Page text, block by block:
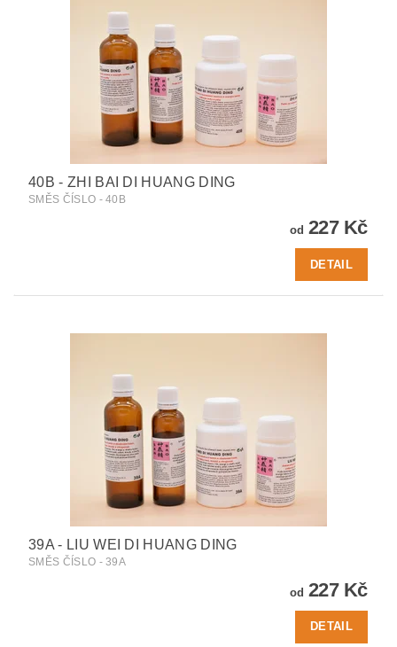
40B - ZHI BAI DI HUANG DING
SMĚS ČÍSLO - 40B
od 227 Kč
DETAIL
39A - LIU WEI DI HUANG DING
SMĚS ČÍSLO - 39A
od 227 Kč
DETAIL